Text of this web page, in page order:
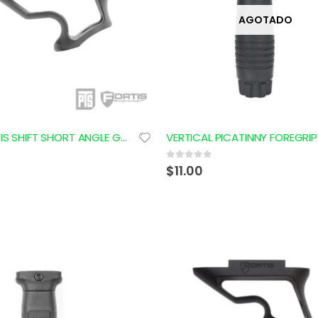
PTS FORTIS SHIFT SHORT ANGLE GRIP (M-LOK)
AGOTADO
0out of 5
$11.00